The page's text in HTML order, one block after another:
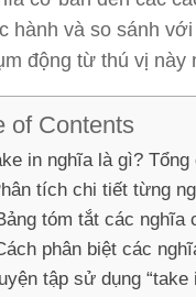
hành và so sánh
động từ thú vị này
of Contents
in nghĩa là gì? Tổng
tích chi tiết từng
tóm tắt các nghĩa
phân biệt các
tập sử dụng “take